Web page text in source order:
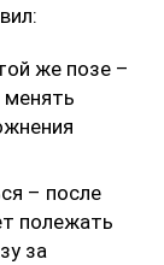
же позе –
– после
полежать
за